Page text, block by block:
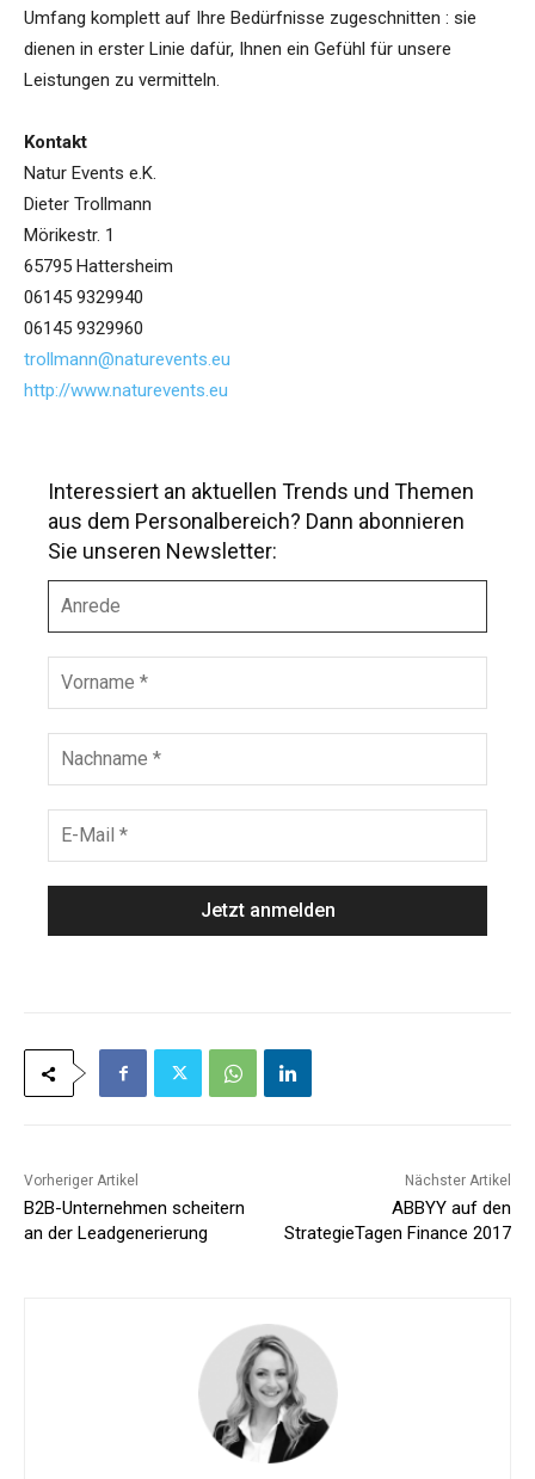
Umfang komplett auf Ihre Bedürfnisse zugeschnitten : sie
dienen in erster Linie dafür, Ihnen ein Gefühl für unsere
Leistungen zu vermitteln.
Kontakt
Natur Events e.K.
Dieter Trollmann
Mörikestr. 1
65795 Hattersheim
06145 9329940
06145 9329960
trollmann@naturevents.eu
http://www.naturevents.eu
Interessiert an aktuellen Trends und Themen
aus dem Personalbereich? Dann abonnieren
Sie unseren Newsletter:
r
e
e
r
n
m
c
h
a
M
a
l
Vorheriger Artikel
B2B-Unternehmen scheitern
an der Leadgenerierung
Nächster Artikel
ABBYY auf den
StrategieTagen Finance 2017